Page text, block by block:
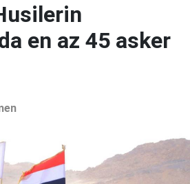
en az 45 asker